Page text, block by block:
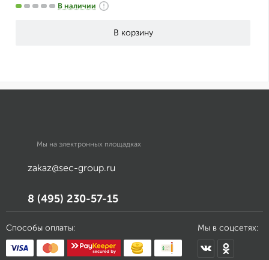
В наличии
Мы на электронных площадках
zakaz@sec-group.ru
8 (495) 230-57-15
Способы оплаты: Мы в соцсетях: